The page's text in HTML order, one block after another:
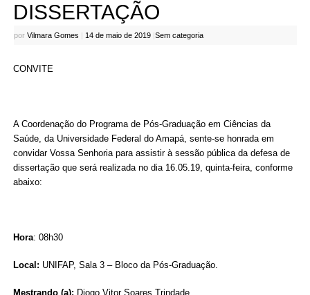
DISSERTAÇÃO
por Vilmara Gomes | 14 de maio de 2019 |Sem categoria
CONVITE
A Coordenação do Programa de Pós-Graduação em Ciências da
Saúde, da Universidade Federal do Amapá, sente-se honrada em
convidar Vossa Senhoria para assistir à sessão pública da defesa de
dissertação que será realizada no dia 16.05.19, quinta-feira, conforme
abaixo:
Hora: 08h30
Local: UNIFAP, Sala 3 – Bloco da Pós-Graduação.
Mestrando (a): Diogo Vitor Soares Trindade